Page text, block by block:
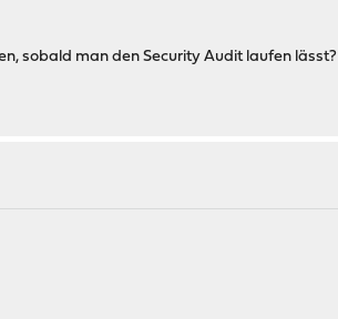
sobald man den Security Audit laufen lässt?